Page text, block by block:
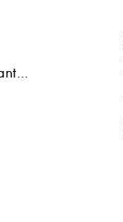
Patchs décongestionnants à la caféine et au thé vert